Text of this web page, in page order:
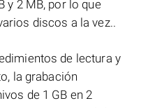
y 2 MB, por lo que
discos a la vez..
de lectura y
la grabación
de 1 GB en 2